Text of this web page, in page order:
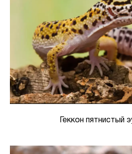
Геккон пятнистый